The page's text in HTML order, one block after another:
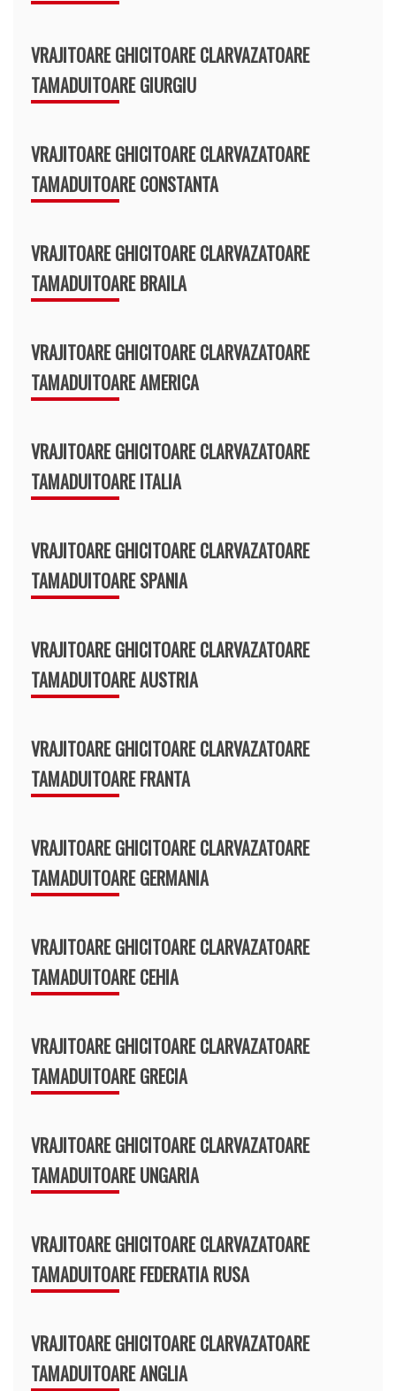
VRAJITOARE GHICITOARE CLARVAZATOARE
TAMADUITOARE GIURGIU
VRAJITOARE GHICITOARE CLARVAZATOARE
TAMADUITOARE CONSTANTA
VRAJITOARE GHICITOARE CLARVAZATOARE
TAMADUITOARE BRAILA
VRAJITOARE GHICITOARE CLARVAZATOARE
TAMADUITOARE AMERICA
VRAJITOARE GHICITOARE CLARVAZATOARE
TAMADUITOARE ITALIA
VRAJITOARE GHICITOARE CLARVAZATOARE
TAMADUITOARE SPANIA
VRAJITOARE GHICITOARE CLARVAZATOARE
TAMADUITOARE AUSTRIA
VRAJITOARE GHICITOARE CLARVAZATOARE
TAMADUITOARE FRANTA
VRAJITOARE GHICITOARE CLARVAZATOARE
TAMADUITOARE GERMANIA
VRAJITOARE GHICITOARE CLARVAZATOARE
TAMADUITOARE CEHIA
VRAJITOARE GHICITOARE CLARVAZATOARE
TAMADUITOARE GRECIA
VRAJITOARE GHICITOARE CLARVAZATOARE
TAMADUITOARE UNGARIA
VRAJITOARE GHICITOARE CLARVAZATOARE
TAMADUITOARE FEDERATIA RUSA
VRAJITOARE GHICITOARE CLARVAZATOARE
TAMADUITOARE ANGLIA